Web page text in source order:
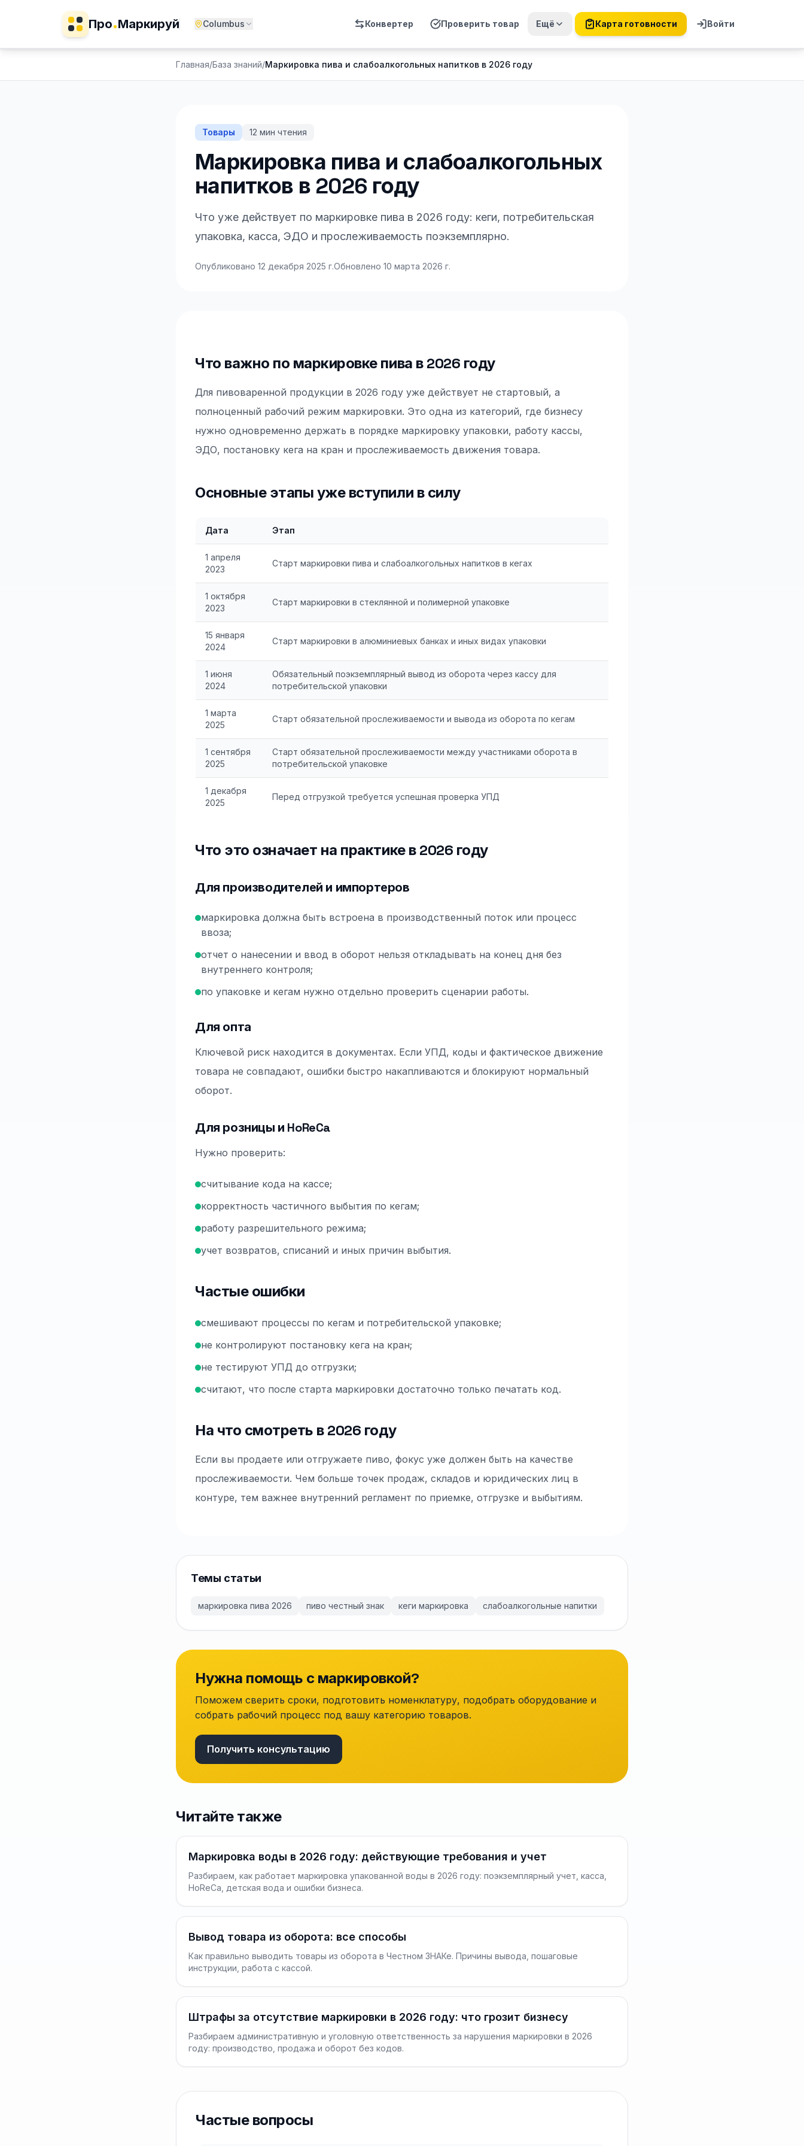
Про Маркируй Columbus Конвертер Проверить товар Ещё Карта готовности Войти
Главная/База знаний/Маркировка пива и слабоалкогольных напитков в 2026 году
Товары 12 мин чтения
Маркировка пива и слабоалкогольных
напитков в 2026 году
Что уже действует по маркировке пива в 2026 году: кеги, потребительская
упаковка, касса, ЭДО и прослеживаемость поэкземплярно.
Опубликовано 12 декабря 2025 г.Обновлено 10 марта 2026 г.
Что важно по маркировке пива в 2026 году
Для пивоваренной продукции в 2026 году уже действует не стартовый, а
полноценный рабочий режим маркировки. Это одна из категорий, где бизнесу
нужно одновременно держать в порядке маркировку упаковки, работу кассы,
ЭДО, постановку кега на кран и прослеживаемость движения товара.
Основные этапы уже вступили в силу
Дата Этап
1 апреля
2023
Старт маркировки пива и слабоалкогольных напитков в кегах
1 октября
2023
Старт маркировки в стеклянной и полимерной упаковке
15 января
2024
Старт маркировки в алюминиевых банках и иных видах упаковки
1 июня
2024
Обязательный поэкземплярный вывод из оборота через кассу для
потребительской упаковки
1 марта
2025
Старт обязательной прослеживаемости и вывода из оборота по кегам
1 сентября
2025
Старт обязательной прослеживаемости между участниками оборота в
потребительской упаковке
1 декабря
2025
Перед отгрузкой требуется успешная проверка УПД
Что это означает на практике в 2026 году
Для производителей и импортеров
маркировка должна быть встроена в производственный поток или процесс
ввоза;
отчет о нанесении и ввод в оборот нельзя откладывать на конец дня без
внутреннего контроля;
по упаковке и кегам нужно отдельно проверить сценарии работы.
Для опта
Ключевой риск находится в документах. Если УПД, коды и фактическое движение
товара не совпадают, ошибки быстро накапливаются и блокируют нормальный
оборот.
Для розницы и HoReCa
Нужно проверить:
считывание кода на кассе;
корректность частичного выбытия по кегам;
работу разрешительного режима;
учет возвратов, списаний и иных причин выбытия.
Частые ошибки
смешивают процессы по кегам и потребительской упаковке;
не контролируют постановку кега на кран;
не тестируют УПД до отгрузки;
считают, что после старта маркировки достаточно только печатать код.
На что смотреть в 2026 году
Если вы продаете или отгружаете пиво, фокус уже должен быть на качестве
прослеживаемости. Чем больше точек продаж, складов и юридических лиц в
контуре, тем важнее внутренний регламент по приемке, отгрузке и выбытиям.
Темы статьи
маркировка пива 2026 пиво честный знак кеги маркировка слабоалкогольные напитки
Нужна помощь с маркировкой?
Поможем сверить сроки, подготовить номенклатуру, подобрать оборудование и
собрать рабочий процесс под вашу категорию товаров.
Получить консультацию
Читайте также
Маркировка воды в 2026 году: действующие требования и учет
Разбираем, как работает маркировка упакованной воды в 2026 году: поэкземплярный учет, касса,
HoReCa, детская вода и ошибки бизнеса.
Вывод товара из оборота: все способы
Как правильно выводить товары из оборота в Честном ЗНАКе. Причины вывода, пошаговые
инструкции, работа с кассой.
Штрафы за отсутствие маркировки в 2026 году: что грозит бизнесу
Разбираем административную и уголовную ответственность за нарушения маркировки в 2026
году: производство, продажа и оборот без кодов.
Частые вопросы